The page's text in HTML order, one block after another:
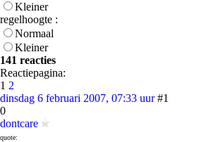
Kleiner
regelhoogte :
Normaal
Kleiner
141 reacties
Reactiepagina:
1 2
dinsdag 6 februari 2007, 07:33 uur #1
0
dontcare
quote: